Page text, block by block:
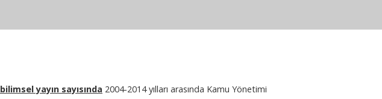
yayın sayısında 2004-2014 yılları arasında Kamu Yönetimi